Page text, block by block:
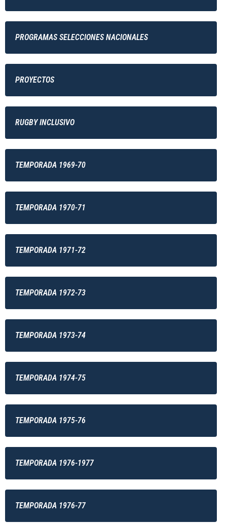
PROGRAMAS SELECCIONES NACIONALES
PROYECTOS
RUGBY INCLUSIVO
TEMPORADA 1969-70
TEMPORADA 1970-71
TEMPORADA 1971-72
TEMPORADA 1972-73
TEMPORADA 1973-74
TEMPORADA 1974-75
TEMPORADA 1975-76
TEMPORADA 1976-1977
TEMPORADA 1976-77